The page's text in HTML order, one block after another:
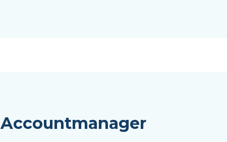
Accountmanager